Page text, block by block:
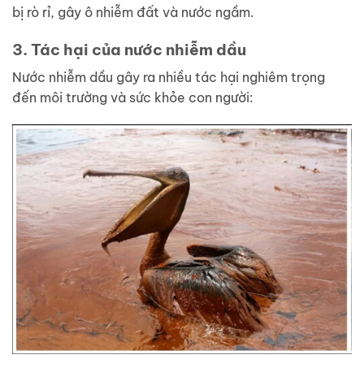
bị rò rỉ, gây ô nhiễm đất và nước ngầm.
3. Tác hại của nước nhiễm dầu
Nước nhiễm dầu gây ra nhiều tác hại nghiêm trọng
đến môi trường và sức khỏe con người: